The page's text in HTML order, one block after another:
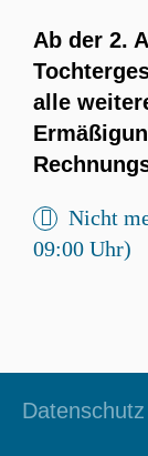
Ab der 2.
alle
Nicht
09:00 Uhr)
Datenschutz